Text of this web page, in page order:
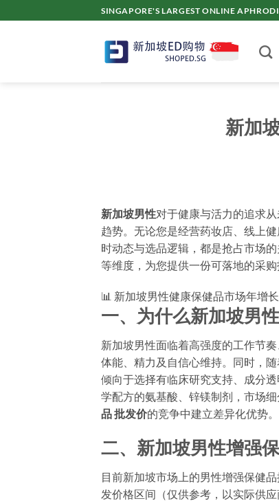
to
SINGAPORE'S LARGEST ONLINE
新加
新加坡男性对于健康与活力的追求
趋势。无论您是经营药妆店、线上
时动态与选品逻辑，都是抢占市场
等维度，为您提供一份可落地的采购
📊 新加坡男性健康保健品市场年增
一、为什么新加坡男
新加坡男性面临着高强度的工作节
体能、精力及自信心维持。同时，
倾向于选择有临床研究支持、成分
学配方的氨基酸、锌镁制剂，市场
品 批发价的竞争中建立差异化优势。
二、新加坡男性增强
目前新加坡市场上的男性增强保健
发价格区间（仅供参考，以实际供应